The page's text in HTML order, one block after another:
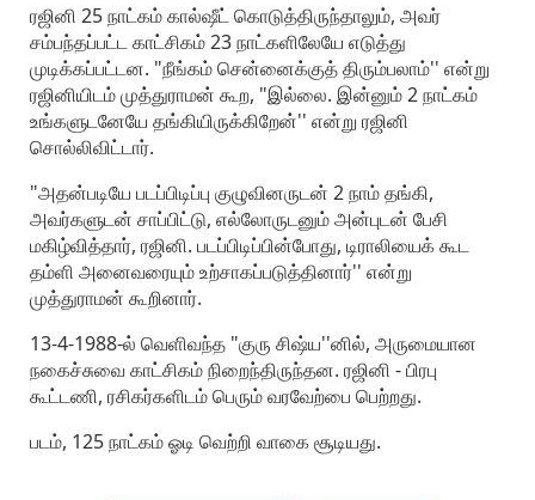
ரஜினி 25 நாட்கம் கால்ஷீட் கொடுத்திருந்தாலும், அவர்
சம்பந்தப்பட்ட காட்சிகம் 23 நாட்களிலேயே எடுத்து
முடிக்கப்பட்டன. "நீங்கம் சென்னைக்குத் திரும்பலாம்'' என்று
ரஜினியிடம் முத்துராமன் கூற, "இல்லை. இன்னும் 2 நாட்கம்
உங்களுடனேயே தங்கியிருக்கிறேன்'' என்று ரஜினி
சொல்லிவிட்டார்.
"அதன்படியே படப்பிடிப்பு குழுவினருடன் 2 நாம் தங்கி,
அவர்களுடன் சாப்பிட்டு, எல்லோருடனும் அன்புடன் பேசி
மகிழ்வித்தார், ரஜினி. படப்பிடிப்பின்போது, டிராலியைக் கூட
தம்ளி அனைவரையும் உற்சாகப்படுத்தினார்'' என்று
முத்துராமன் கூறினார்.
13-4-1988-ல் வெளிவந்த "குரு சிஷ்ய''னில், அருமையான
நகைச்சுவை காட்சிகம் நிறைந்திருந்தன. ரஜினி - பிரபு
கூட்டணி, ரசிகர்களிடம் பெரும் வரவேற்பை பெற்றது.
படம், 125 நாட்கம் ஓடி வெற்றி வாகை சூடியது.